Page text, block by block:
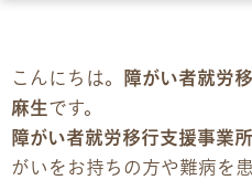
3つの支援制度
こんにちは。
障がい者就労
麻生です。
障がい者就労移行支援事業
がいをお持ちの方や難病を